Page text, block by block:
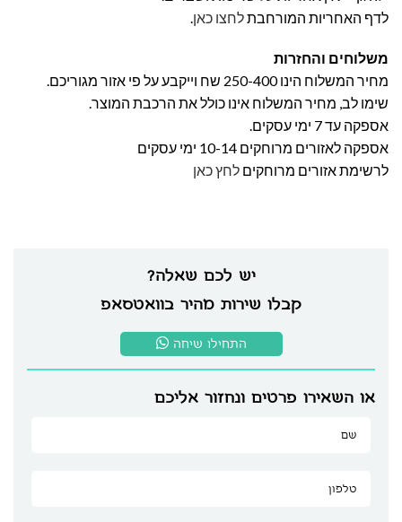
יש לכם שאלה?
קבלו שירות מהיר בוואטסאפ
התחילו שיחה
או השאירו פרטים ונחזור אליכם
לדף האחריות המורחבתלחצו כאן.
משלוחים והחזרות
מחיר המשלוח הינו 250-400 שח וייקבע על פי אזור מגוריכם.
שימו לב, מחיר המשלוח אינו כולל את הרכבת המוצר.
אספקה עד 7 ימי עסקים.
אספקה לאזורים מרוחקים 10-14 ימי עסקים
לרשימת אזורים מרוחקים לחץ כאן